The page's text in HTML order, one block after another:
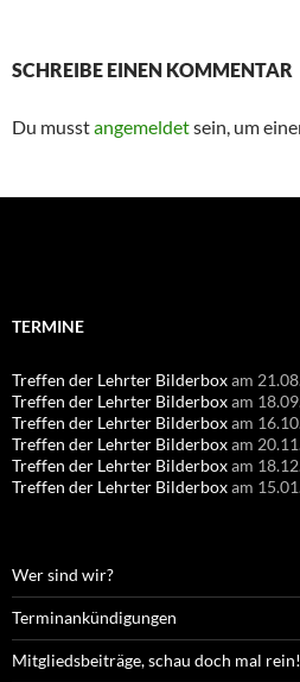
SCHREIBE EINEN KOMMENTAR
Du musstangemeldetsein, um
TERMINE
Treffen der Lehrter Bilderboxam
Treffen der Lehrter Bilderboxam
Treffen der Lehrter Bilderboxam
Treffen der Lehrter Bilderboxam
Treffen der Lehrter Bilderboxam
Treffen der Lehrter Bilderboxam
Wer sind wir?
Terminankündigungen
Mitgliedsbeiträge, schau doch mal rein!